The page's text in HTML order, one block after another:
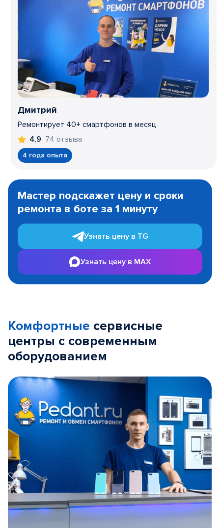
Дмитрий
Ремонтирует 40+ смартфонов в месяц
4,9 74 отзыва
4 года опыта
1
Мастер подскажет цену и сроки
ремонта в боте за 1 минуту
Узнать цену в TG
Узнать цену в MAX
Комфортные сервисные
центры с современным
оборудованием